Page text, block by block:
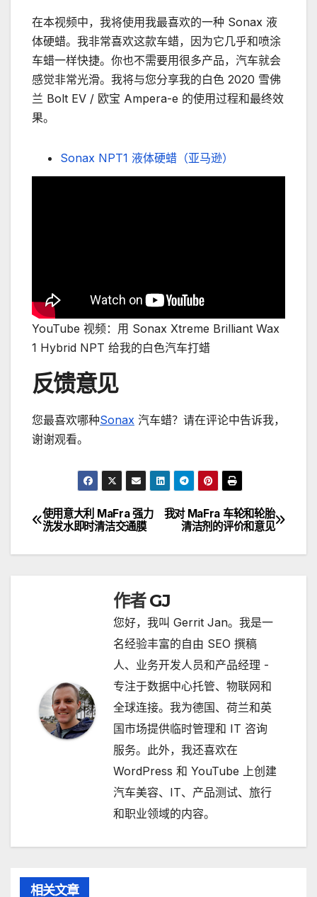
在本视频中，我将使用我最喜欢的一种 Sonax 液
体硬蜡。我非常喜欢这款车蜡，因为它几乎和喷涂
车蜡一样快捷。你也不需要用很多产品，汽车就会
感觉非常光滑。我将与您分享我的白色 2020 雪佛
兰 Bolt EV / 欧宝 Ampera-e 的使用过程和最终效
果。
Sonax NPT1 液体硬蜡（亚马逊）
YouTube 视频：用 Sonax Xtreme Brilliant Wax
1 Hybrid NPT 给我的白色汽车打蜡
反馈意见
您最喜欢哪种Sonax 汽车蜡？请在评论中告诉我，
谢谢观看。
文
章
我对 MaFra 车轮和轮胎
清洁剂的评价和意见
使用意大利 MaFra 强力
洗发水即时清洁交通膜
作者GJ
您好，我叫 Gerrit Jan。我是一
名经验丰富的自由 SEO 撰稿
人、业务开发人员和产品经理 -
专注于数据中心托管、物联网和
全球连接。我为德国、荷兰和英
国市场提供临时管理和 IT 咨询
服务。此外，我还喜欢在
WordPress 和 YouTube 上创建
汽车美容、IT、产品测试、旅行
和职业领域的内容。
相关文章